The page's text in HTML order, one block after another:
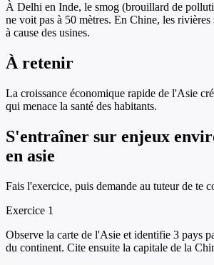
À Delhi en Inde, le smog (brouillard de
ne voit pas à 50 mètres. En Chine, les rivières
à cause des usines.
À retenir
La croissance économique rapide de l'Asie
qui menace la santé des habitants.
S'entraîner sur enjeux
en asie
Fais l'exercice, puis demande au tuteur de te
Exercice 1
Observe la carte de l'Asie et identifie 3 pays
du continent. Cite ensuite la capitale de la